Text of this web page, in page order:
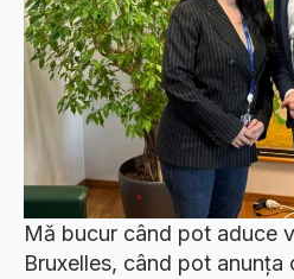
Mă bucur când pot aduce
Bruxelles, când pot anunța